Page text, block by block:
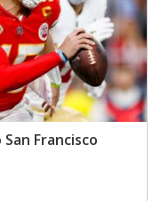
Francisco